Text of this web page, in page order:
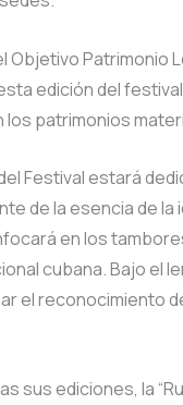
Objetivo Patrimonio
edición del
los patrimonios
Festival estará
de la esencia de la
en los
cubana. Bajo el
el reconocimiento
sus ediciones, la